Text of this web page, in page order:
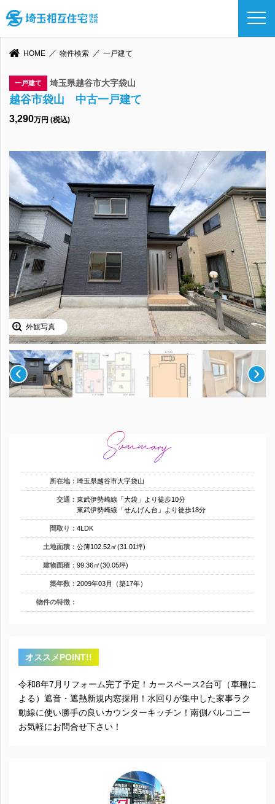
HOME 物件検索 一戸建て
一戸建て 埼玉県越谷市大字袋山
越谷市袋山 中古一戸建て
3,290万円 (税込)
外観写真
所在地： 埼玉県越谷市大字袋山
交通： 東武伊勢崎線「大袋」より徒歩10分
東武伊勢崎線「せんげん台」より徒歩18分
間取り： 4LDK
土地面積： 公簿102.52㎡(31.01坪)
建物面積： 99.36㎡(30.05坪)
築年数： 2009年03月（築17年）
物件の特徴：
オススメPOINT!!
令和8年7月リフォーム完了予定！カースペース2台可（車種に
よる）遮音・遮熱新規内窓採用！水回りが集中した家事ラク
動線に使い勝手の良いカウンターキッチン！南側バルコニー
お気軽にお問合せ下さい！